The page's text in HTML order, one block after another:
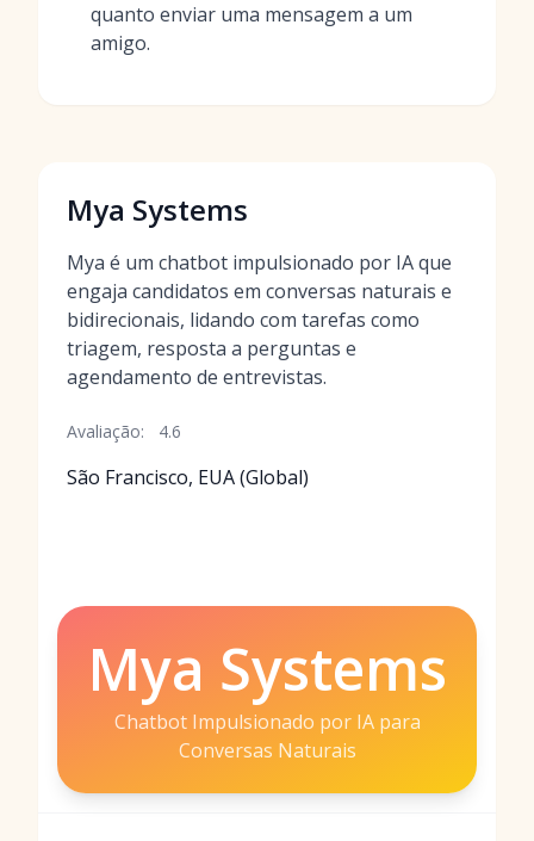
quanto enviar uma mensagem a um
amigo.
Mya Systems
Mya é um chatbot impulsionado por IA que
engaja candidatos em conversas naturais e
bidirecionais, lidando com tarefas como
triagem, resposta a perguntas e
agendamento de entrevistas.
Avaliação: 4.6
São Francisco, EUA (Global)
Mya Systems
Chatbot Impulsionado por IA para
Conversas Naturais